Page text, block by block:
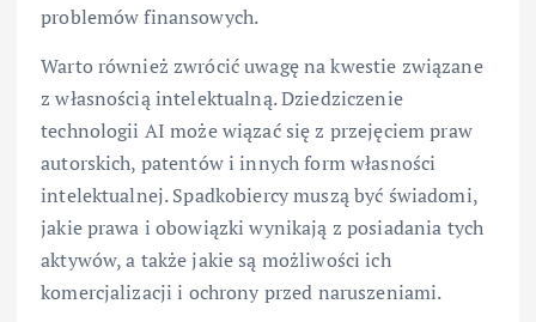
problemów finansowych.
Warto również zwrócić uwagę na kwestie związane
z własnością intelektualną. Dziedziczenie
technologii AI może wiązać się z przejęciem praw
autorskich, patentów i innych form własności
intelektualnej. Spadkobiercy muszą być świadomi,
jakie prawa i obowiązki wynikają z posiadania tych
aktywów, a także jakie są możliwości ich
komercjalizacji i ochrony przed naruszeniami.